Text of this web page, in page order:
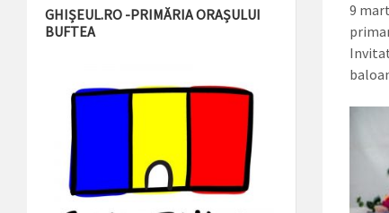
9
GHIȘEUL.RO -PRIMĂRIA ORAȘULUI
BUFTEA